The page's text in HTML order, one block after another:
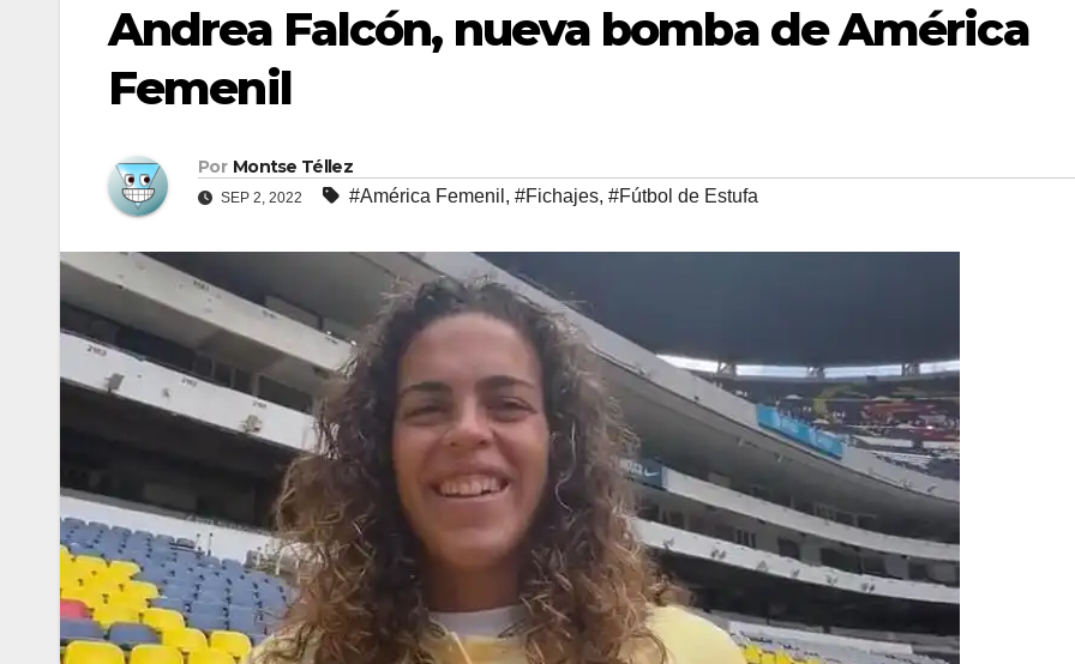
Andrea Falcón, nueva bomba de América
Femenil
Por Montse Téllez
SEP 2, 2022 #América Femenil , #Fichajes, #Fútbol de Estufa